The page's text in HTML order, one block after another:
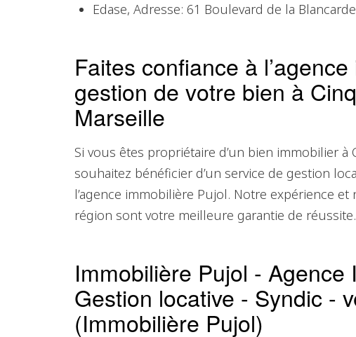
Edase, Adresse: 61 Boulevard de la
Faites confiance à
gestion de votre bien à
Marseille
Si vous êtes propriétaire d’un bien immobilier
souhaitez bénéficier d’un service de gestion
l’agence immobilière Pujol. Notre expérience
région sont votre meilleure garantie de réussite.
Immobilière Pujol -
Gestion locative - Syndic -
(Immobilière Pujol)